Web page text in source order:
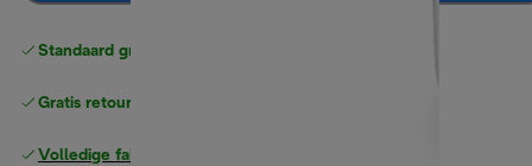
Standaard gratis verzending
Gratis retourneren
Volledige fabrieksgarantie